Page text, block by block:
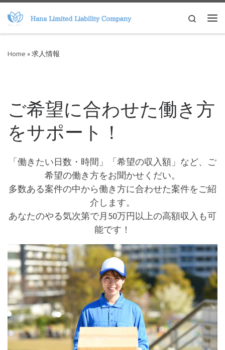
Skip to content
Search
Home »求人情報
ご希望に合わせた働き方
をサポート！
「働きたい日数・時間」「希望の収入額」など、ご
希望の働き方をお聞かせくだい。
多数ある案件の中から働き方に合わせた案件をご紹
介します。
あなたのやる気次第で月50万円以上の高額収入も可
能です！